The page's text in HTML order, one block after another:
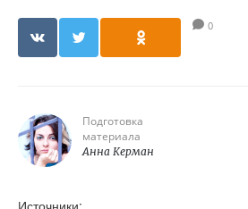
0
Подготовка
материала
Анна Керман
Источники: